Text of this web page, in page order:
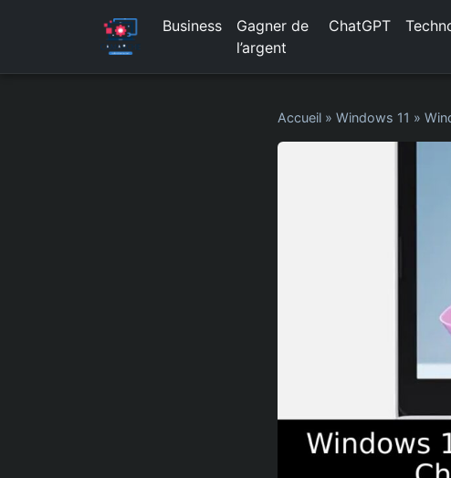
Business
Gagner de
l’argent
ChatGPT
Accueil » Windows 11 »